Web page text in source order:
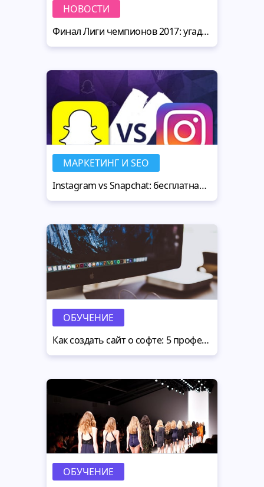
НОВОСТИ
Финал Лиги чемпионов 2017: угадай призёра - выиграй сайт
МАРКЕТИНГ И SEO
Instagram vs Snapchat: бесплатная инфографика 2017
ОБУЧЕНИЕ
Как создать сайт о софте: 5 профессиональных секретов
ОБУЧЕНИЕ